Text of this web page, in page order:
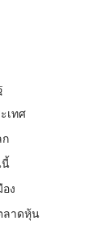
เทศ
นี้
ง
ลาดหุ้น